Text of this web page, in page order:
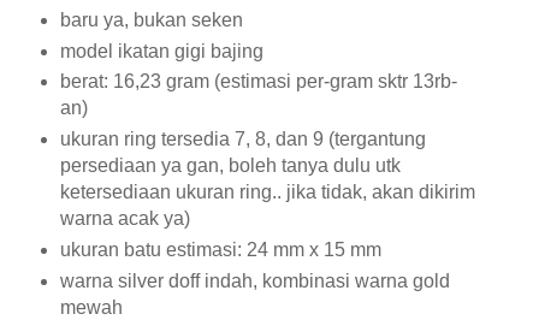
baru ya, bukan seken
model ikatan gigi bajing
berat: 16,23 gram (estimasi per-gram sktr 13rb-
an)
ukuran ring tersedia 7, 8, dan 9 (tergantung
persediaan ya gan, boleh tanya dulu utk
ketersediaan ukuran ring.. jika tidak, akan dikirim
warna acak ya)
ukuran batu estimasi: 24 mm x 15 mm
warna silver doff indah, kombinasi warna gold
mewah